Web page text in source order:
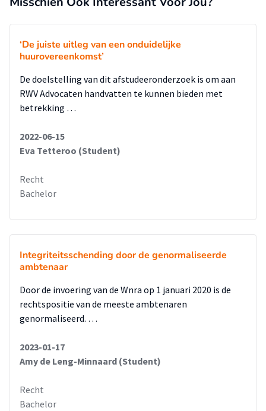
‘De juiste uitleg van een onduidelijke
huurovereenkomst’
De doelstelling van dit afstudeeronderzoek is om aan
RWV Advocaten handvatten te kunnen bieden met
betrekking …
2022-06-15
Eva Tetteroo (Student)
Recht
Bachelor
Integriteitsschending door de genormaliseerde
ambtenaar
Door de invoering van de Wnra op 1 januari 2020 is de
rechtspositie van de meeste ambtenaren
genormaliseerd. …
2023-01-17
Amy de Leng-Minnaard (Student)
Recht
Bachelor